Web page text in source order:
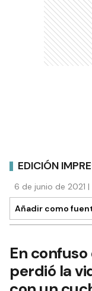
EDICIÓN
6 de junio de 2021
Añadir como
En
perdió la